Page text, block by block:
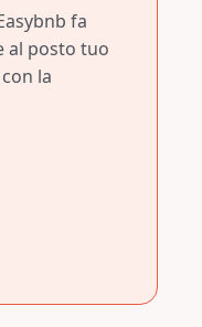
fa
al posto tuo
la